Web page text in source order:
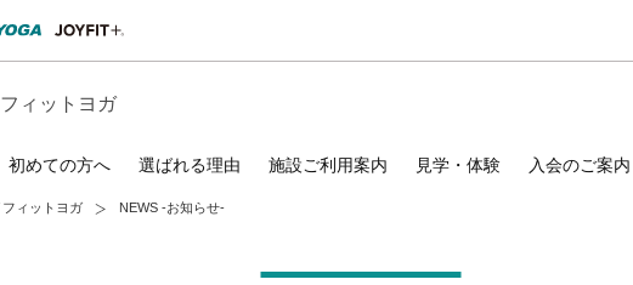
ィットヨガ
初めての方へ 選ばれる理由 施設ご利用案内 見学・体験 入会のご案内
ィットヨガ NEWS -お知らせ-